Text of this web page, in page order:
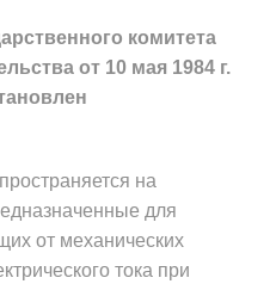
комитета
от 10 мая 1984 г.
на
для
от механических
тока при